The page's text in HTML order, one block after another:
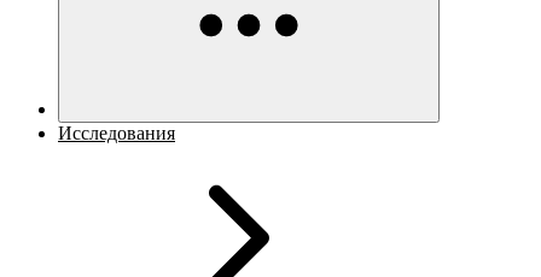
Исследования